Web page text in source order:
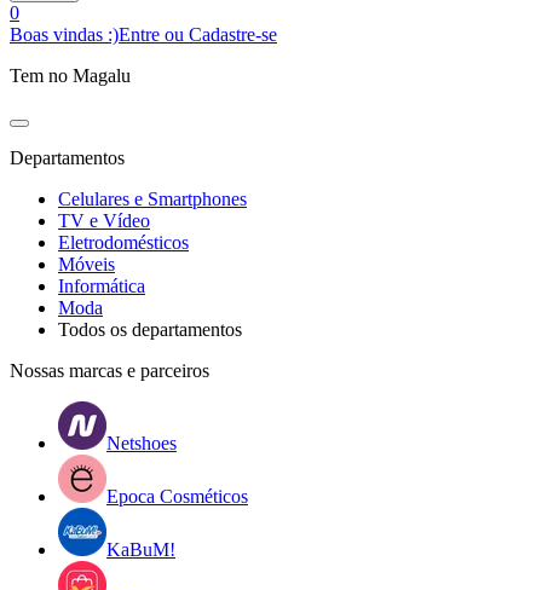
0
Boas vindas :)Entre ou Cadastre-se
Tem no Magalu
Departamentos
Celulares e Smartphones
TV e Vídeo
Eletrodomésticos
Móveis
Informática
Moda
Todos os departamentos
Nossas marcas e parceiros
Netshoes
Epoca Cosméticos
KaBuM!